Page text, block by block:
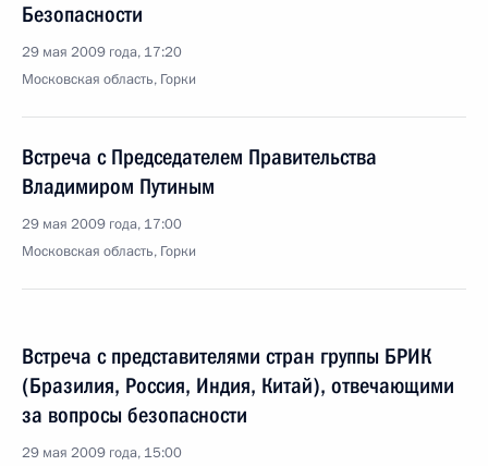
Безопасности
29 мая 2009 года, 17:20
Московская область, Горки
Встреча с Председателем Правительства
Владимиром Путиным
29 мая 2009 года, 17:00
Московская область, Горки
Встреча с представителями стран группы БРИК
(Бразилия, Россия, Индия, Китай), отвечающими
за вопросы безопасности
29 мая 2009 года, 15:00